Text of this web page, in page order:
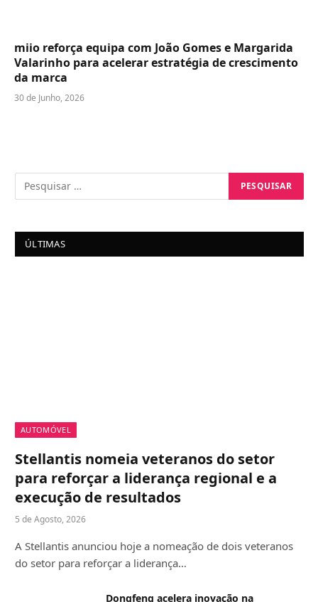
miio reforça equipa com João Gomes e Margarida
Valarinho para acelerar estratégia de crescimento
da marca
30 de Junho, 2026
ÚLTIMAS
AUTOMÓVEL
Stellantis nomeia veteranos do setor
para reforçar a liderança regional e a
execução de resultados
5 de Agosto, 2026
A Stellantis anunciou hoje a nomeação de dois veteranos
do setor para reforçar a liderança…
Dongfeng acelera inovação na